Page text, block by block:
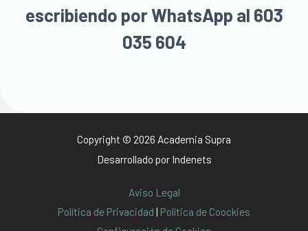
escribiendo por WhatsApp al 603
035 604
Copyright © 2026 Academia Supra
Desarrollado por Indenets
Aviso Legal
Política de Privacidad | Política de Coockies